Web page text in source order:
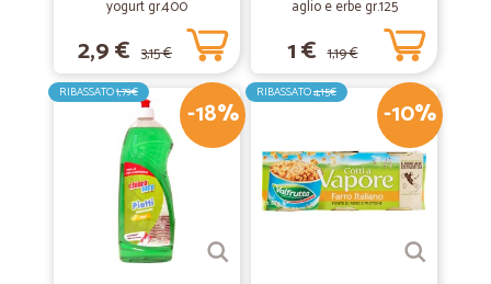
yogurt gr.400
2,9 € 3,15 €
aglio e erbe gr.125
1 € 1,19 €
-18%
RIBASSATO1,79€
-10%
RIBASSATO4,15€